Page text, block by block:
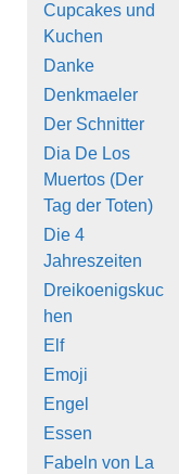
Cupcakes und
Kuchen
Danke
Denkmaeler
Der Schnitter
Dia De Los
Muertos (Der
Tag der Toten)
Die 4
Jahreszeiten
Dreikoenigskuc
hen
Elf
Emoji
Engel
Essen
Fabeln von La